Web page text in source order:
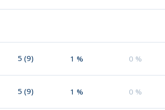
5 (9) 1 % 0 %
5 (9) 1 % 0 %